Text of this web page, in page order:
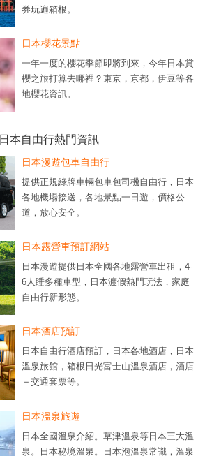
券玩遍箱根。
日本櫻花景點
一年一度的櫻花季節即將到來，今年日本賞
櫻之旅打算去哪裡？東京，京都，伊豆等各
地櫻花資訊。
日本自由行熱門資訊
日本漫遊包車自由行
提供正規綠牌車輛包車包司機自由行，日本
各地機場接送，各地景點一日遊，價格公
道，放心安全。
日本露營車預訂網站
日本漫遊提供日本全國各地露營車出租，4-
6人睡多種車型，日本渡假熱門玩法，家庭
自由行新形態。
日本酒店預訂
日本自由行酒店預訂，日本各地酒店，日本
溫泉旅館，箱根日光富士山溫泉酒店，酒店
＋交通套票等。
日本溫泉旅遊
日本全國溫泉介紹。草津溫泉等日本三大溫
泉。日本秘境溫泉。日本泡溫泉常識，溫泉